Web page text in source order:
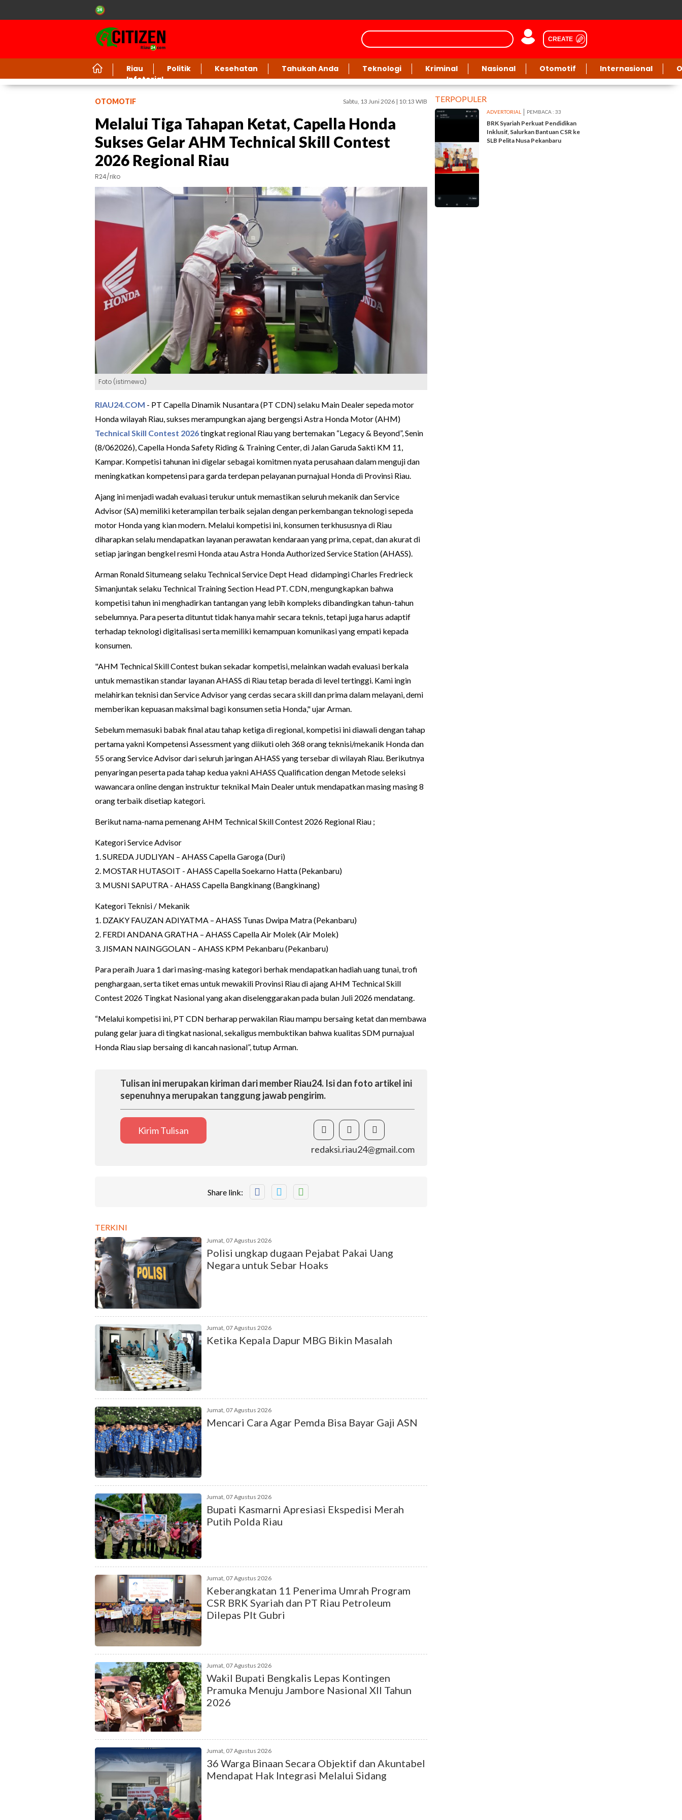
CREATE
Riau Politik Kesehatan Tahukah Anda Teknologi Kriminal Nasional Otomotif Internasional
Infotorial
OTOMOTIF Sabtu, 13 Juni 2026 | 10:13 WIB
Melalui Tiga Tahapan Ketat, Capella Honda
Sukses Gelar AHM Technical Skill Contest
2026 Regional Riau
R24/riko
Foto (istimewa)
RIAU24.COM - PT Capella Dinamik Nusantara (PT CDN) selaku Main Dealer sepeda motor
Honda wilayah Riau, sukses merampungkan ajang bergengsi Astra Honda Motor (AHM)
Technical Skill Contest 2026tingkat regional Riau yang bertemakan “Legacy & Beyond”, Senin
(8/062026), Capella Honda Safety Riding & Training Center, di Jalan Garuda Sakti KM 11,
Kampar. Kompetisi tahunan ini digelar sebagai komitmen nyata perusahaan dalam menguji dan
meningkatkan kompetensi para garda terdepan pelayanan purnajual Honda di Provinsi Riau.
Ajang ini menjadi wadah evaluasi terukur untuk memastikan seluruh mekanik dan Service
Advisor (SA) memiliki keterampilan terbaik sejalan dengan perkembangan teknologi sepeda
motor Honda yang kian modern. Melalui kompetisi ini, konsumen terkhususnya di Riau
diharapkan selalu mendapatkan layanan perawatan kendaraan yang prima, cepat, dan akurat di
setiap jaringan bengkel resmi Honda atau Astra Honda Authorized Service Station (AHASS).
Arman Ronald Situmeang selaku Technical Service Dept Head didampingi Charles Fredrieck
Simanjuntak selaku Technical Training Section Head PT. CDN, mengungkapkan bahwa
kompetisi tahun ini menghadirkan tantangan yang lebih kompleks dibandingkan tahun-tahun
sebelumnya. Para peserta dituntut tidak hanya mahir secara teknis, tetapi juga harus adaptif
terhadap teknologi digitalisasi serta memiliki kemampuan komunikasi yang empati kepada
konsumen.
"AHM Technical Skill Contest bukan sekadar kompetisi, melainkan wadah evaluasi berkala
untuk memastikan standar layanan AHASS di Riau tetap berada di level tertinggi. Kami ingin
melahirkan teknisi dan Service Advisor yang cerdas secara skill dan prima dalam melayani, demi
memberikan kepuasan maksimal bagi konsumen setia Honda," ujar Arman.
Sebelum memasuki babak final atau tahap ketiga di regional, kompetisi ini diawali dengan tahap
pertama yakni Kompetensi Assessment yang diikuti oleh 368 orang teknisi/mekanik Honda dan
55 orang Service Advisor dari seluruh jaringan AHASS yang tersebar di wilayah Riau. Berikutnya
penyaringan peserta pada tahap kedua yakni AHASS Qualification dengan Metode seleksi
wawancara online dengan instruktur teknikal Main Dealer untuk mendapatkan masing masing 8
orang terbaik disetiap kategori.
Berikut nama-nama pemenang AHM Technical Skill Contest 2026 Regional Riau ;
Kategori Service Advisor
1. SUREDA JUDLIYAN – AHASS Capella Garoga (Duri)
2. MOSTAR HUTASOIT - AHASS Capella Soekarno Hatta (Pekanbaru)
3. MUSNI SAPUTRA - AHASS Capella Bangkinang (Bangkinang)
Kategori Teknisi / Mekanik
1. DZAKY FAUZAN ADIYATMA – AHASS Tunas Dwipa Matra (Pekanbaru)
2. FERDI ANDANA GRATHA – AHASS Capella Air Molek (Air Molek)
3. JISMAN NAINGGOLAN – AHASS KPM Pekanbaru (Pekanbaru)
Para peraih Juara 1 dari masing-masing kategori berhak mendapatkan hadiah uang tunai, trofi
penghargaan, serta tiket emas untuk mewakili Provinsi Riau di ajang AHM Technical Skill
Contest 2026 Tingkat Nasional yang akan diselenggarakan pada bulan Juli 2026 mendatang.
“Melalui kompetisi ini, PT CDN berharap perwakilan Riau mampu bersaing ketat dan membawa
pulang gelar juara di tingkat nasional, sekaligus membuktikan bahwa kualitas SDM purnajual
Honda Riau siap bersaing di kancah nasional”, tutup Arman.
Tulisan ini merupakan kiriman dari member Riau24. Isi dan foto artikel ini
sepenuhnya merupakan tanggung jawab pengirim.
Kirim Tulisan
redaksi.riau24@gmail.com
Share link:
TERKINI
Jumat, 07 Agustus 2026
Polisi ungkap dugaan Pejabat Pakai Uang
Negara untuk Sebar Hoaks
Jumat, 07 Agustus 2026
Ketika Kepala Dapur MBG Bikin Masalah
Jumat, 07 Agustus 2026
Mencari Cara Agar Pemda Bisa Bayar Gaji ASN
Jumat, 07 Agustus 2026
Bupati Kasmarni Apresiasi Ekspedisi Merah
Putih Polda Riau
Jumat, 07 Agustus 2026
Keberangkatan 11 Penerima Umrah Program
CSR BRK Syariah dan PT Riau Petroleum
Dilepas Plt Gubri
Jumat, 07 Agustus 2026
Wakil Bupati Bengkalis Lepas Kontingen
Pramuka Menuju Jambore Nasional XII Tahun
2026
Jumat, 07 Agustus 2026
36 Warga Binaan Secara Objektif dan Akuntabel
Mendapat Hak Integrasi Melalui Sidang
TERPOPULER
ADVERTORIAL PEMBACA : 33
BRK Syariah Perkuat Pendidikan
Inklusif, Salurkan Bantuan CSR ke
SLB Pelita Nusa Pekanbaru